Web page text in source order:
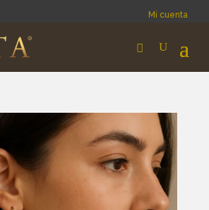
Mi cuenta